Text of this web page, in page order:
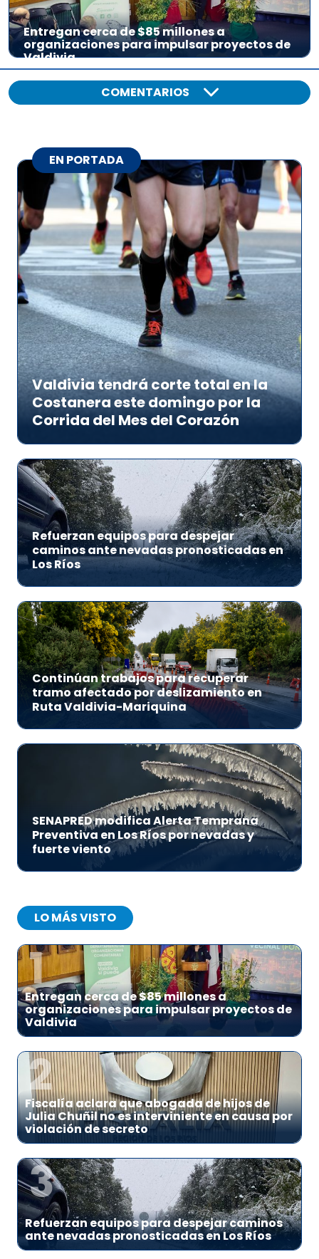
Entregan cerca de $85 millones a
organizaciones para impulsar proyectos de
Valdivia
COMENTARIOS
EN PORTADA
Valdivia tendrá corte total en la
Costanera este domingo por la
Corrida del Mes del Corazón
Refuerzan equipos para despejar
caminos ante nevadas pronosticadas en
Los Ríos
Continúan trabajos para recuperar
tramo afectado por deslizamiento en
Ruta Valdivia-Mariquina
SENAPRED modifica Alerta Temprana
Preventiva en Los Ríos por nevadas y
fuerte viento
LO MÁS VISTO
1
Entregan cerca de $85 millones a
organizaciones para impulsar proyectos de
Valdivia
2
Fiscalía aclara que abogada de hijos de
Julia Chuñil no es interviniente en causa por
violación de secreto
3
Refuerzan equipos para despejar caminos
ante nevadas pronosticadas en Los Ríos